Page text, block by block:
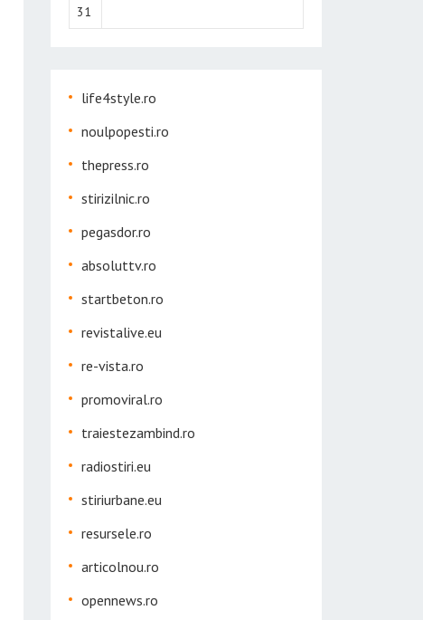
31
life4style.ro
noulpopesti.ro
thepress.ro
stirizilnic.ro
pegasdor.ro
absoluttv.ro
startbeton.ro
revistalive.eu
re-vista.ro
promoviral.ro
traiestezambind.ro
radiostiri.eu
stiriurbane.eu
resursele.ro
articolnou.ro
opennews.ro